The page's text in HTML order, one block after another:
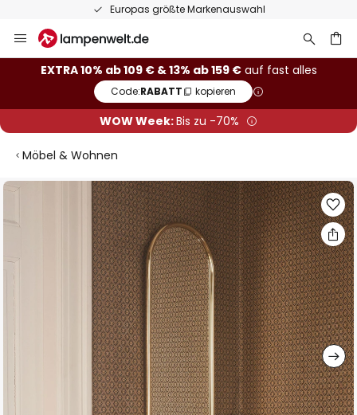
Europas größte Markenauswahl
Inhalt
springen
EXTRA 10% ab 109 € & 13% ab 159 €auf fast alles
Code:RABATT kopieren
WOW Week:Bis zu -70%
Möbel & Wohnen
Zum
der
springen